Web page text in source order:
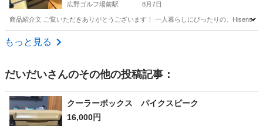
広野ゴルフ場前駅 8月7日
商品紹介文 ご覧いただきありがとうございます！ 一人暮らしにぴったりの、Hisense
兵庫 三木市
もっと見る
だいだいさんのその他の投稿記事：
クーラーボックス パイクスピーク
16,000円